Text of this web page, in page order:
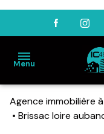
Menu
ACCUEIL
Agence immobilière
Brissac loire